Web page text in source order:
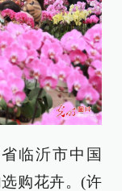
临沂市中国
购花卉。(许